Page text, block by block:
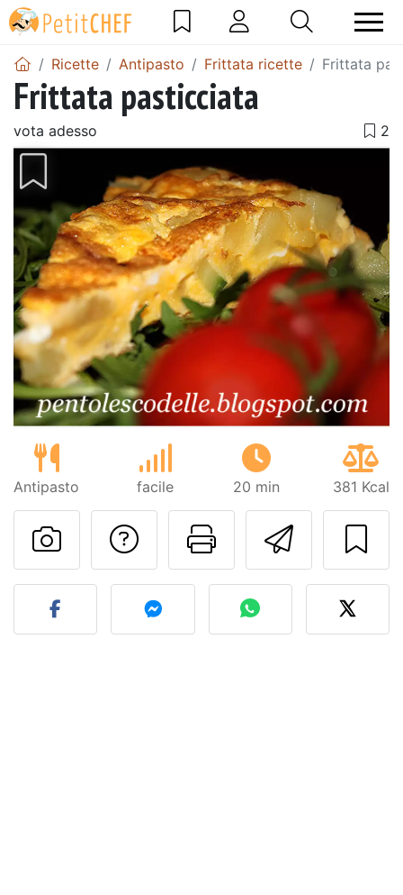
Ricette Antipasto Frittata ricette Frittata
Frittata pasticciata
vota adesso
Antipasto facile 20 min 381 Kcal
Invia
Stampa la
Contatta l'autore
Pubblica la foto di